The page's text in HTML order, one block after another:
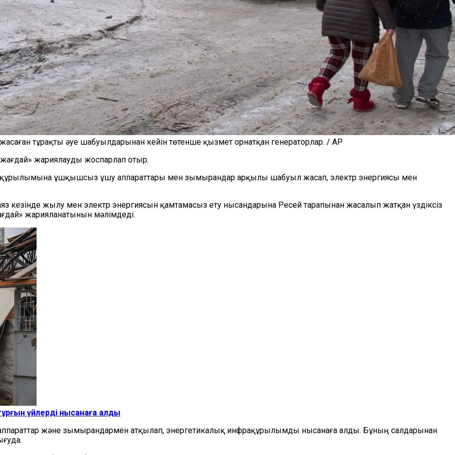
тұрақты әуе шабуылдарынан кейін төтенше қызмет орнатқан генераторлар. / AP
жариялауды жоспарлап отыр.
ұшқышсыз ұшу аппараттары мен зымырандар арқылы шабуыл жасап, электр энергиясы мен
кезінде жылу мен электр энергиясын қамтамасыз ету нысандарына Ресей тарапынан жасалып жатқан үздіксіз
жарияланатынын мәлімдеді.
үйлерді нысанаға алды
және зымырандармен атқылап, энергетикалық инфрақұрылымды нысанаға алды. Бұның салдарынан